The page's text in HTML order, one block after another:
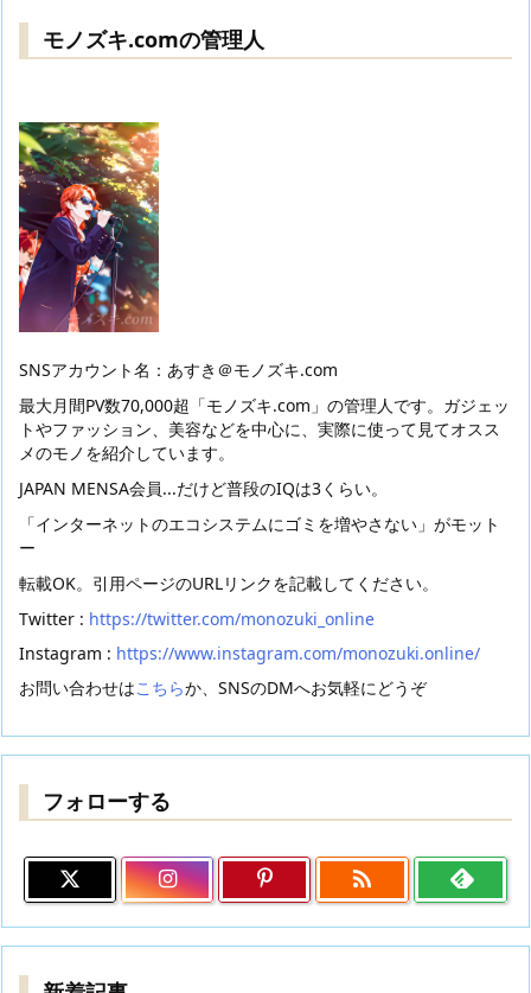
モノズキ.comの管理人
SNSアカウント名：あすき＠モノズキ.com
最大月間PV数70,000超「モノズキ.com」の管理人です。ガジェッ
トやファッション、美容などを中心に、実際に使って見てオスス
メのモノを紹介しています。
JAPAN MENSA会員...だけど普段のIQは3くらい。
「インターネットのエコシステムにゴミを増やさない」がモット
ー
転載OK。引用ページのURLリンクを記載してください。
Twitter : https://twitter.com/monozuki_online
Instagram : https://www.instagram.com/monozuki.online/
お問い合わせはこちらか、SNSのDMへお気軽にどうぞ
フォローする
